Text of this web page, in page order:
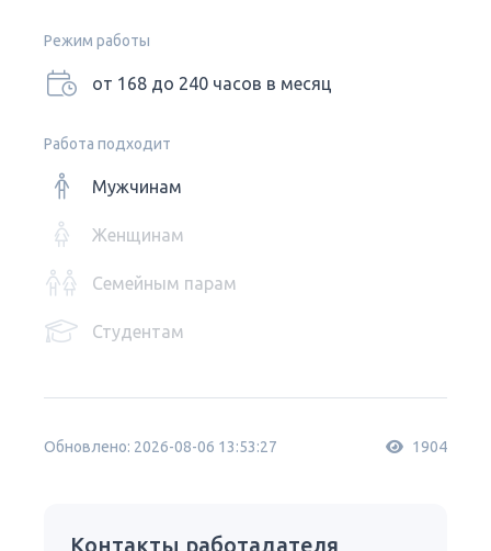
Режим работы
от 168 до 240 часов в месяц
Работа подходит
Мужчинам
Женщинам
Семейным парам
Студентам
Обновлено: 2026-08-06 13:53:27 1904
Контакты работадателя